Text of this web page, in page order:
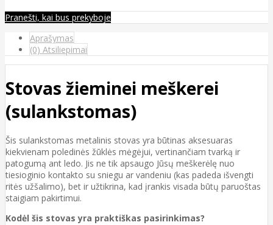
Pranešti, kai bus prekyboje
Aprašymas
(0) Atsiliepimai
Stovas žieminei meškerei
(sulankstomas)
Šis sulankstomas metalinis stovas yra būtinas aksesuaras
kiekvienam poledinės žūklės mėgėjui, vertinančiam tvarką ir
patogumą ant ledo. Jis ne tik apsaugo Jūsų meškerėlę nuo
tiesioginio kontakto su sniegu ar vandeniu (kas padeda išvengti
ritės užšalimo), bet ir užtikrina, kad įrankis visada būtų paruoštas
staigiam pakirtimui.
Kodėl šis stovas yra praktiškas pasirinkimas?